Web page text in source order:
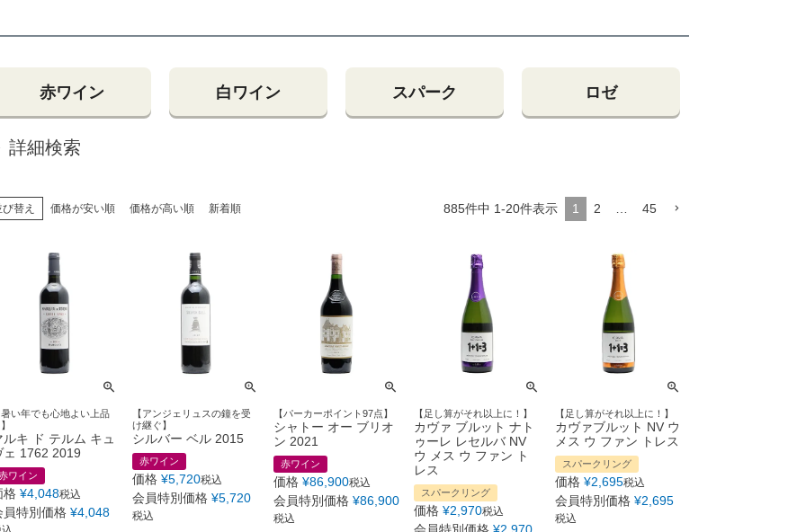
赤ワイン 白ワイン スパーク ロゼ
詳細検索
替え 価格が安い順 価格が高い順 新着順 885件中 1-20件表示 1 2 45
い年でも心地よい上品
ルキ ド テルム キュ
ェ 1762 2019
ワイン
格 ¥4,048税込
員特別価格 ¥4,048
【アンジェリュスの鐘を受
け継ぐ】
シルバー ベル 2015
赤ワイン
価格 ¥5,720税込
会員特別価格 ¥5,720
税込
【パーカーポイント97点】
シャトー オー ブリオ
ン 2021
赤ワイン
価格 ¥86,900税込
会員特別価格 ¥86,900
税込
【足し算がそれ以上に！】
カヴァ ブルット ナト
ゥーレ レセルバ NV
ウ メス ウ ファン ト
レス
スパークリング
価格 ¥2,970税込
【足し算がそれ以上に！】
カヴァブルット NV ウ
メス ウ ファン トレス
スパークリング
価格 ¥2,695税込
会員特別価格 ¥2,695
税込